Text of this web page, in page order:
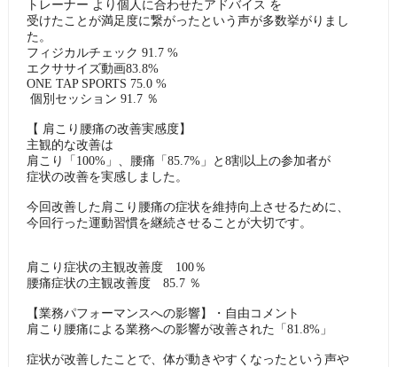
トレーナー より個人に合わせたアドバイス を
受けたことが満足度に繋がったという声が多数挙がりまし
た。
フィジカルチェック 91.7 %
エクササイズ動画83.8%
ONE TAP SPORTS 75.0 %
個別セッション 91.7 ％
【 肩こり腰痛の改善実感度】
主観的な改善は
肩こり「100%」、腰痛「85.7%」と8割以上の参加者が
症状の改善を実感しました。
今回改善した肩こり腰痛の症状を維持向上させるために、
今回行った運動習慣を継続させることが大切です。
肩こり症状の主観改善度 100％
腰痛症状の主観改善度 85.7 ％
【業務パフォーマンスへの影響】・自由コメント
肩こり腰痛による業務への影響が改善された「81.8%」
症状が改善したことで、体が動きやすくなったという声や